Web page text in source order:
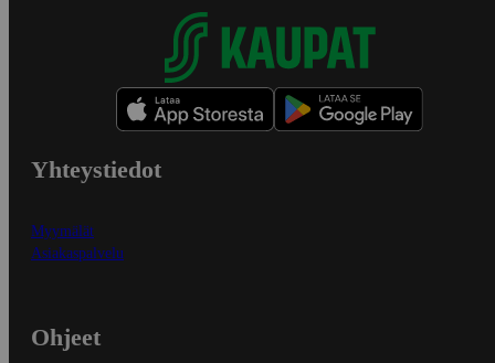
Yhteystiedot
Myymälät
Asiakaspalvelu
Ohjeet